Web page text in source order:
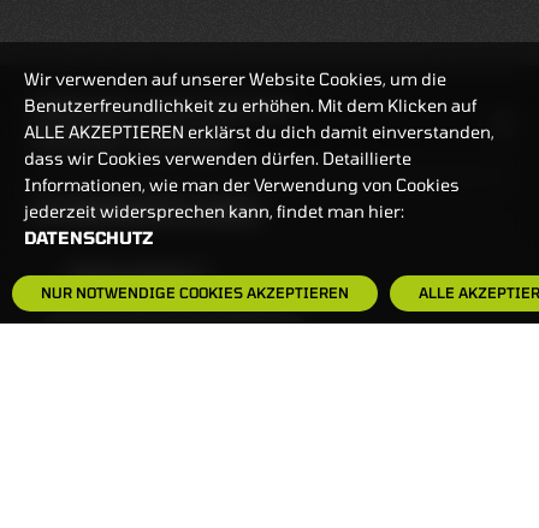
BANKEINSTELLUNGEN
HÄUFIG GESUCHT:
HANDELSZEIT
MO-FR: 7:30-23 UHR
ZERTIFIKATE
8:00-22 UHR
Wir verwenden auf unserer Website Cookies, um die
Benutzerfreundlichkeit zu erhöhen. Mit dem Klicken auf
ALLE AKZEPTIEREN erklärst du dich damit einverstanden,
dass wir Cookies verwenden dürfen. Detaillierte
Informationen, wie man der Verwendung von Cookies
jederzeit widersprechen kann, findet man hier:
DATENSCHUTZ
NUR NOTWENDIGE COOKIES AKZEPTIEREN ALLE